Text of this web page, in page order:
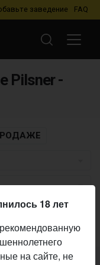
заведение FAQ
Pilsner -
18 лет
на сайте, не